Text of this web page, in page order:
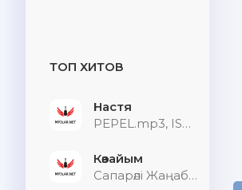
ТОП ХИТОВ
Настя
PEPEL.mp3, ISVNBITOV, Alfredovich
Көзайым
Сапарәлі Жаңабек